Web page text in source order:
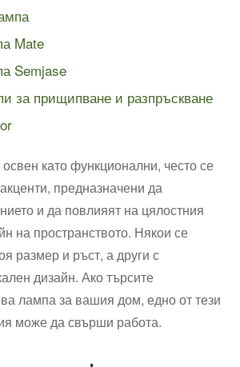
Mate
Semjase
за прищипване и разпръскване
като функционални, често се
предназначени да
и да повлияят на цялостния
на пространството. Някои се
размер и ръст, а други с
дизайн. Ако търсите
лампа за вашия дом, едно от тези
може да свърши работа.